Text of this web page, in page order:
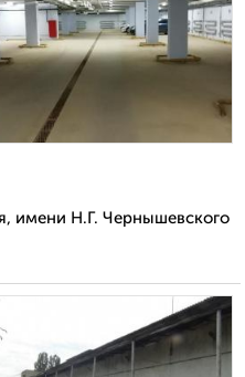
имени Н.Г. Чернышевского